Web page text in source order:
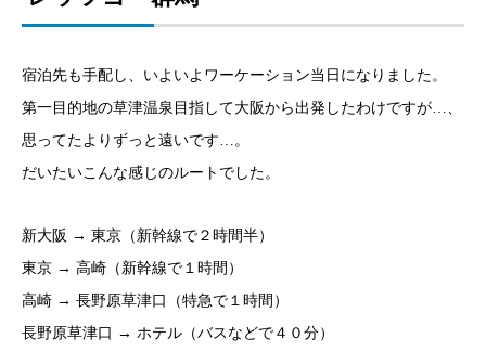
宿泊先も手配し、いよいよワーケーション当日になりました。
第一目的地の草津温泉目指して大阪から出発したわけですが…、
思ってたよりずっと遠いです…。
だいたいこんな感じのルートでした。
新大阪 → 東京（新幹線で２時間半）
東京 → 高崎（新幹線で１時間）
高崎 → 長野原草津口（特急で１時間）
長野原草津口 → ホテル（バスなどで４０分）